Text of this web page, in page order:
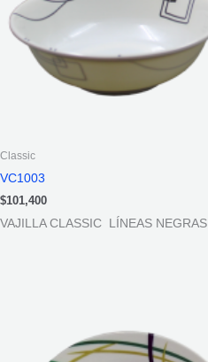
Classic
VC1003
$101,400
VAJILLA CLASSIC LÍNEAS NEGRAS